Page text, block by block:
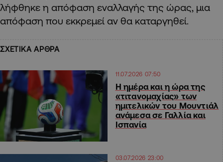
λήφθηκε η απόφαση εναλλαγής της ώρας, μια
απόφαση που εκκρεμεί αν θα καταργηθεί.
ΣΧΕΤΙΚΑ ΑΡΘΡΑ
11.07.2026 07:50
Η ημέρα και η ώρα της
«τιτανομαχίας» των
ημιτελικών του Μουντιάλ
ανάμεσα σε Γαλλία και
Ισπανία
03.07.2026 23:00